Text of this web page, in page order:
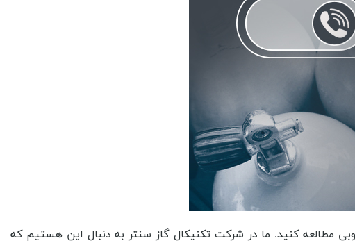
مطالعه کنید. ما در شرکت تکنیکال گاز سنتر به دنبال این هستیم که